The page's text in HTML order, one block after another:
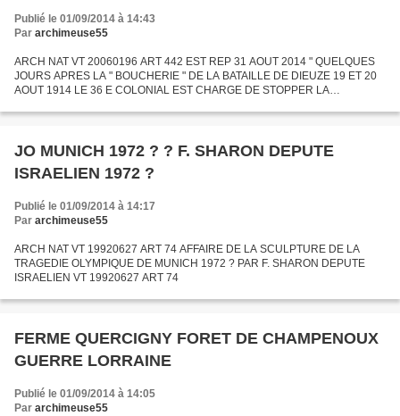
Publié le 01/09/2014 à 14:43
Par archimeuse55
ARCH NAT VT 20060196 ART 442 EST REP 31 AOUT 2014 " QUELQUES
JOURS APRES LA " BOUCHERIE " DE LA BATAILLE DE DIEUZE 19 ET 20
AOUT 1914 LE 36 E COLONIAL EST CHARGE DE STOPPER LA
CHARMES " . LE 25 AOUT...
JO MUNICH 1972 ? ? F. SHARON DEPUTE
ISRAELIEN 1972 ?
Publié le 01/09/2014 à 14:17
Par archimeuse55
ARCH NAT VT 19920627 ART 74 AFFAIRE DE LA SCULPTURE DE LA
TRAGEDIE OLYMPIQUE DE MUNICH 1972 ? PAR F. SHARON DEPUTE
ISRAELIEN VT 19920627 ART 74
FERME QUERCIGNY FORET DE CHAMPENOUX
GUERRE LORRAINE
Publié le 01/09/2014 à 14:05
Par archimeuse55